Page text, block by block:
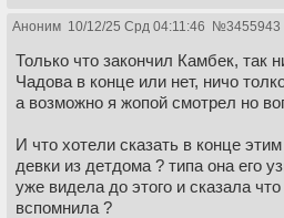
Аноним 10/12/25 Срд 04:11:46 №3455943
Только что закончил Камбек, так
Чадова в конце или нет, ничо
а возможно я жопой смотрел но
И что хотели сказать в конце
девки из детдома ? типа она его
уже видела до этого и сказала
вспомнила ?